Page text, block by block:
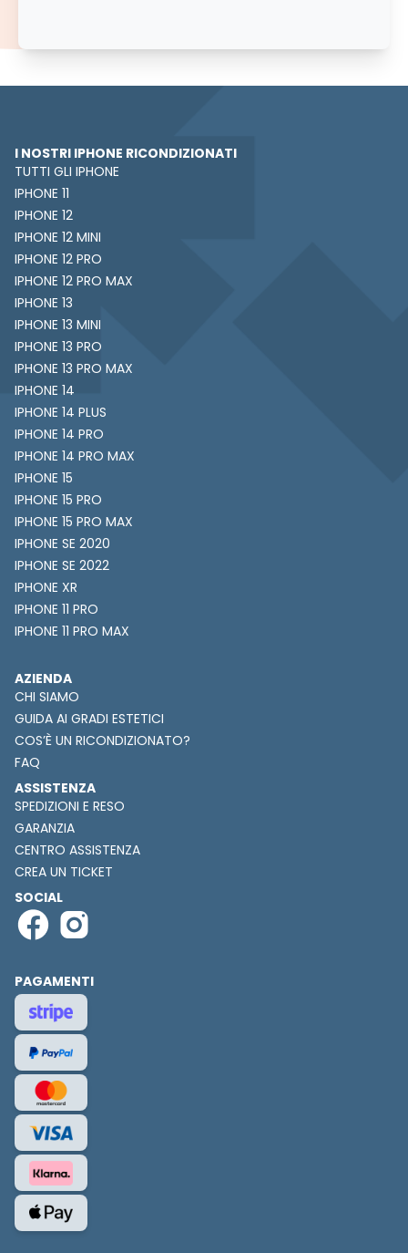
I NOSTRI IPHONE RICONDIZIONATI
TUTTI GLI IPHONE
IPHONE 11
IPHONE 12
IPHONE 12 MINI
IPHONE 12 PRO
IPHONE 12 PRO MAX
IPHONE 13
IPHONE 13 MINI
IPHONE 13 PRO
IPHONE 13 PRO MAX
IPHONE 14
IPHONE 14 PLUS
IPHONE 14 PRO
IPHONE 14 PRO MAX
IPHONE 15
IPHONE 15 PRO
IPHONE 15 PRO MAX
IPHONE SE 2020
IPHONE SE 2022
IPHONE XR
IPHONE 11 PRO
IPHONE 11 PRO MAX
AZIENDA
CHI SIAMO
GUIDA AI GRADI ESTETICI
COS’È UN RICONDIZIONATO?
FAQ
ASSISTENZA
SPEDIZIONI E RESO
GARANZIA
CENTRO ASSISTENZA
CREA UN TICKET
SOCIAL
PAGAMENTI